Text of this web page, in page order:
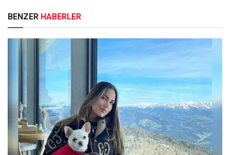
BENZER HABERLER